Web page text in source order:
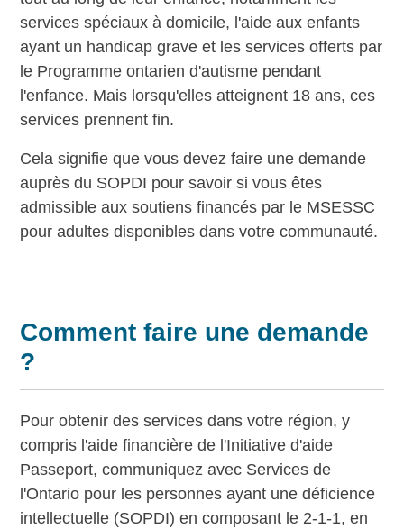
services spéciaux à domicile, l'aide aux enfants
ayant un handicap grave et les services offerts par
le Programme ontarien d'autisme pendant
l'enfance. Mais lorsqu'elles atteignent 18 ans, ces
services prennent fin.
Cela signifie que vous devez faire une demande
auprès du SOPDI pour savoir si vous êtes
admissible aux soutiens financés par le MSESSC
pour adultes disponibles dans votre communauté.
Comment faire une demande
?
Pour obtenir des services dans votre région, y
compris l'aide financière de l'Initiative d'aide
Passeport, communiquez avec Services de
l'Ontario pour les personnes ayant une déficience
intellectuelle (SOPDI) en composant le 2-1-1, en